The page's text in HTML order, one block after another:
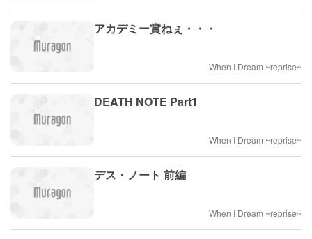
アカデミー賞ねぇ・・・
When I Dream ~reprise~
DEATH NOTE Part1
When I Dream ~reprise~
デス・ノート 前編
When I Dream ~reprise~